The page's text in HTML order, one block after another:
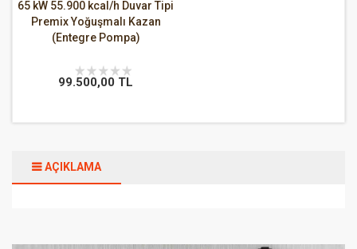
65 kW 55.900 kcal/h Duvar Tipi
Premix Yoğuşmalı Kazan
(Entegre Pompa)
99.500,00 TL
AÇIKLAMA